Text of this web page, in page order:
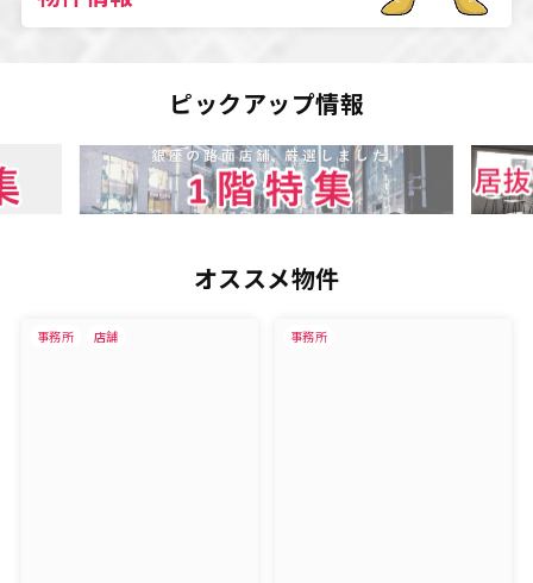
ピックアップ情報
オススメ物件
事務所 店舗 事務所